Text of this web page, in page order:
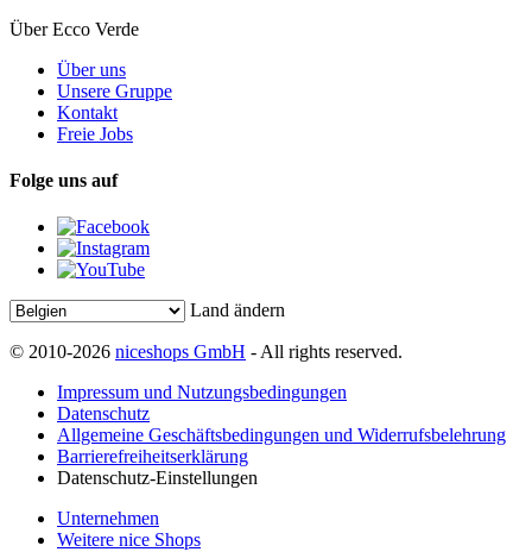
Über Ecco Verde
Über uns
Unsere Gruppe
Kontakt
Freie Jobs
Folge uns auf
Land ändern
© 2010-2026 niceshops GmbH - All rights reserved.
Impressum und Nutzungsbedingungen
Datenschutz
Allgemeine Geschäftsbedingungen und Widerrufsbelehrung
Barrierefreiheitserklärung
Datenschutz-Einstellungen
Unternehmen
Weitere nice Shops